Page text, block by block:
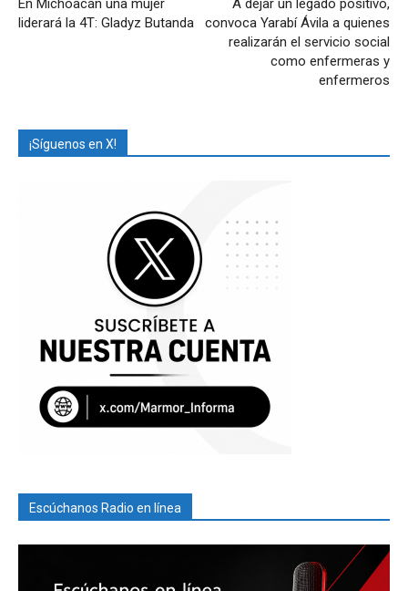
En Michoacán una mujer
liderará la 4T: Gladyz Butanda
A dejar un legado positivo,
convoca Yarabí Ávila a quienes
realizarán el servicio social
como enfermeras y
enfermeros
¡Síguenos en X!
Escúchanos Radio en línea